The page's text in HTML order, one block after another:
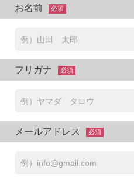
お名前 必須
フリガナ 必須
メールアドレス 必須